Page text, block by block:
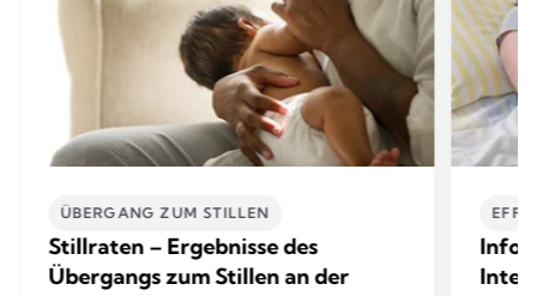
ÜBERGANG ZUM STILLEN
Stillraten – Ergebnisse des
Übergangs zum Stillen an der